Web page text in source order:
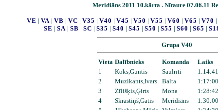
Meridiāns 2011 10.kārta . Nītaure 07.06.11
VE | VA | VB | VC | V35 | V40 | V45 | V50 | V55 | V60 | V65 | V70 |
SE | SA| SB | SC | S35 | S40 | S45 | S50 | S55 | S60 | S65 |
Grupa V40
Vieta Dalībnieks Komanda
Laiks
1
Koks,Guntis Saulrīti
2
Muzikants,Ivars Balta
3
Zīlišķis,Ģirts Mona
4
Skrastiņš,Gatis Meridiāns